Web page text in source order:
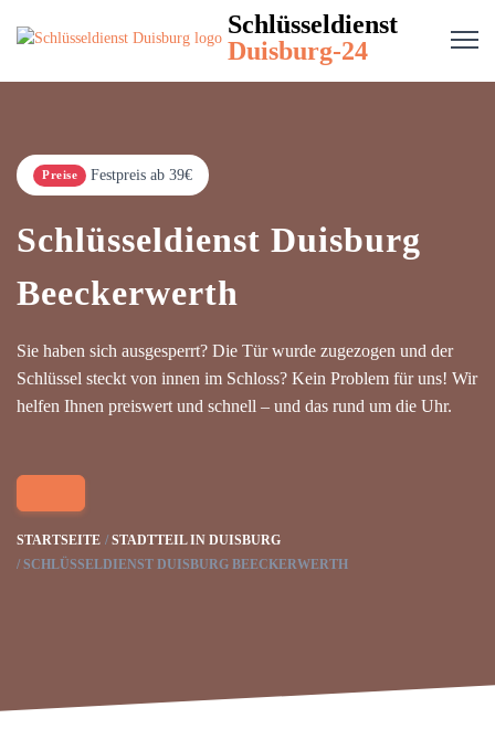
Schlüsseldienst
Duisburg-24
Preise Festpreis ab 39€
Schlüsseldienst Duisburg
Beeckerwerth
Sie haben sich ausgesperrt? Die Tür wurde zugezogen und der
Schlüssel steckt von innen im Schloss? Kein Problem für uns! Wir
helfen Ihnen preiswert und schnell – und das rund um die Uhr.
STARTSEITE
STADTTEIL IN DUISBURG
SCHLÜSSELDIENST DUISBURG BEECKERWERTH